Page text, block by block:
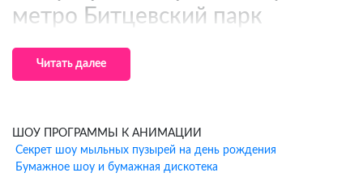
метро Битцевский парк
Анна, Золушка, Белль), Хэллоу Китти, Куроми, Мелоди,
Единорожки и волшебные феи, Леди Баг и Супер-Кот, Литтл
герои DC, Гарри Поттер и волшебники, Тачки (Молния
МакКуин, Вспыш), Трансформеры, Ведущий и Блогер, Тик-
Токер.
Читать далее
ШОУ ПРОГРАММЫ К АНИМАЦИИ
Секрет шоу мыльных пузырей на день рождения
Бумажное шоу и бумажная дискотека